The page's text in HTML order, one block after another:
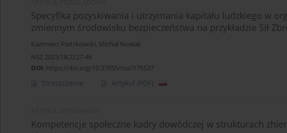
Specyfika pozyskiwania i utrzymania kapitału ludzkiego w
zmiennym środowisku bezpieczeństwa na przykładzie Sił
Kazimierz Piotrkowski, Michał Nowak
NSZ 2023;18(2):27-46
DOI: https://doi.org/10.37055/nsz/176537
Streszczenie Artykuł (PDF)
Kompetencje społeczne kadry dowódczej w strukturach